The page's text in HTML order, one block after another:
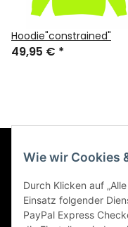
Hoodie"constrained"
49,95 € *
Gesetzliche
Wie wir Cookies
Durch Klicken auf
Einsatz folgender
PayPal Express